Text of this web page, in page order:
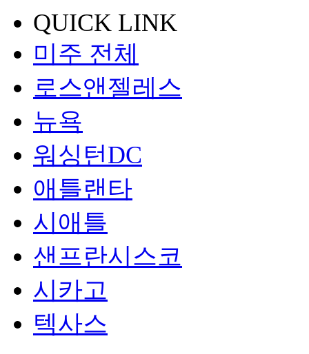
QUICK LINK
미주 전체
로스앤젤레스
뉴욕
워싱턴DC
애틀랜타
시애틀
샌프란시스코
시카고
텍사스